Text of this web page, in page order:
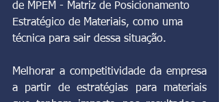
de MPEM - Matriz de Posicionamento
Estratégico de Materiais, como uma
técnica para sair dessa situação.
Melhorar a competitividade da empresa
a partir de estratégias para materiais